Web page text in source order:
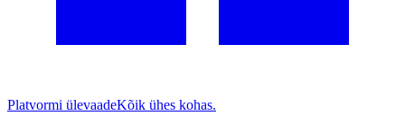
Platvormi ülevaadeKõik ühes kohas.